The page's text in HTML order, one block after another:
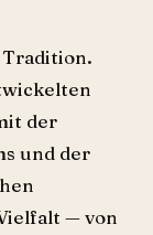
Tradition.
der
und der
— von